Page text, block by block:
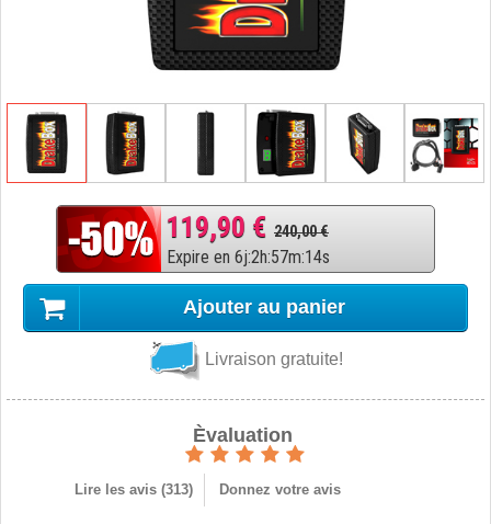
119,90 € 240,00 €
Expire en 6j:2h:57m:13s
Ajouter au panier
Livraison gratuite!
Èvaluation
Lire les avis (313) Donnez votre avis